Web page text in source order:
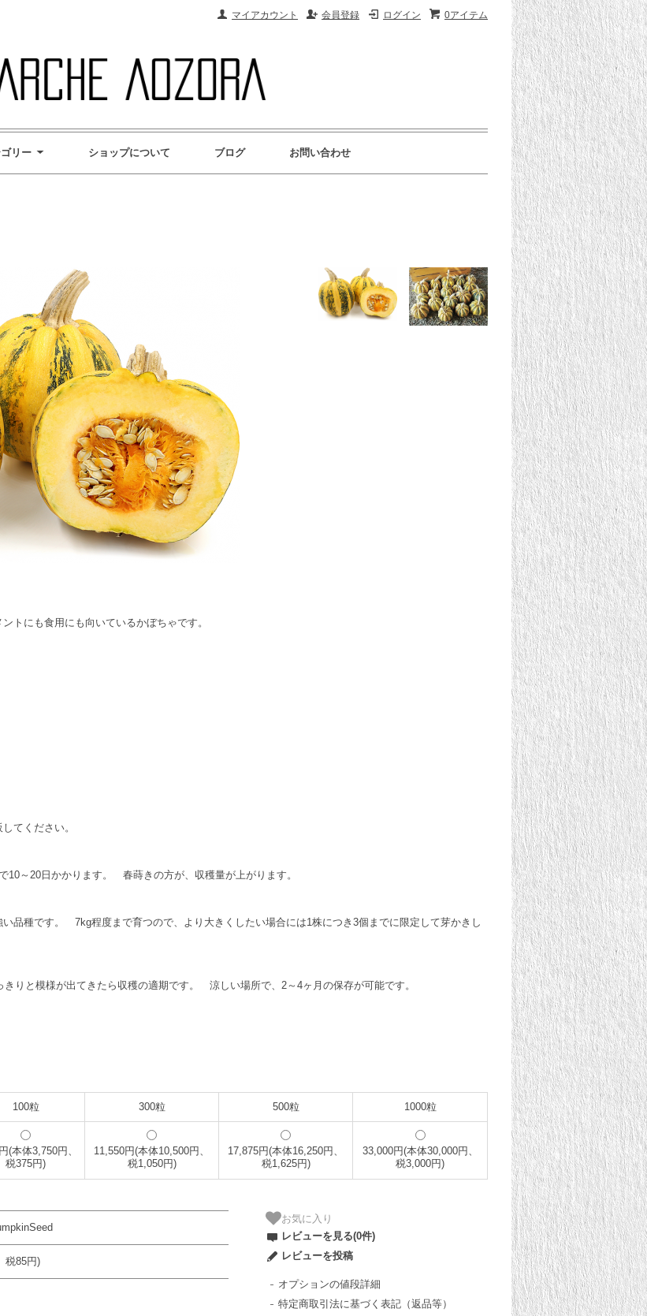
0アイテム
ログイン
会員登録
マイアカウント
リー ショップについて ブログ お問い合わせ
トにも食用にも向いているかぼちゃです。
てください。
～20日かかります。 春蒔きの方が、収穫量が上がります。
品種です。 7kg程度まで育つので、より大きくしたい場合には1株につき3個までに限定して芽かきし
りと模様が出てきたら収穫の適期です。 涼しい場所で、2～4ヶ月の保存が可能です。
100粒 300粒 500粒 1000粒
(本体3,750円、
税375円)
11,550円(本体10,500円、
税1,050円)
17,875円(本体16,250円、
税1,625円)
33,000円(本体30,000円、
税3,000円)
税85円)
お気に入り
レビューを見る(0件)
レビューを投稿
オプションの値段詳細
特定商取引法に基づく表記（返品等）